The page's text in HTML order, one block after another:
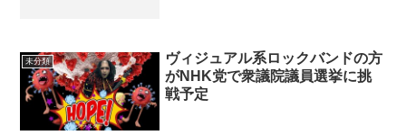
未分類
ヴィジュアル系ロックバンドの方
がNHK党で衆議院議員選挙に挑
戦予定